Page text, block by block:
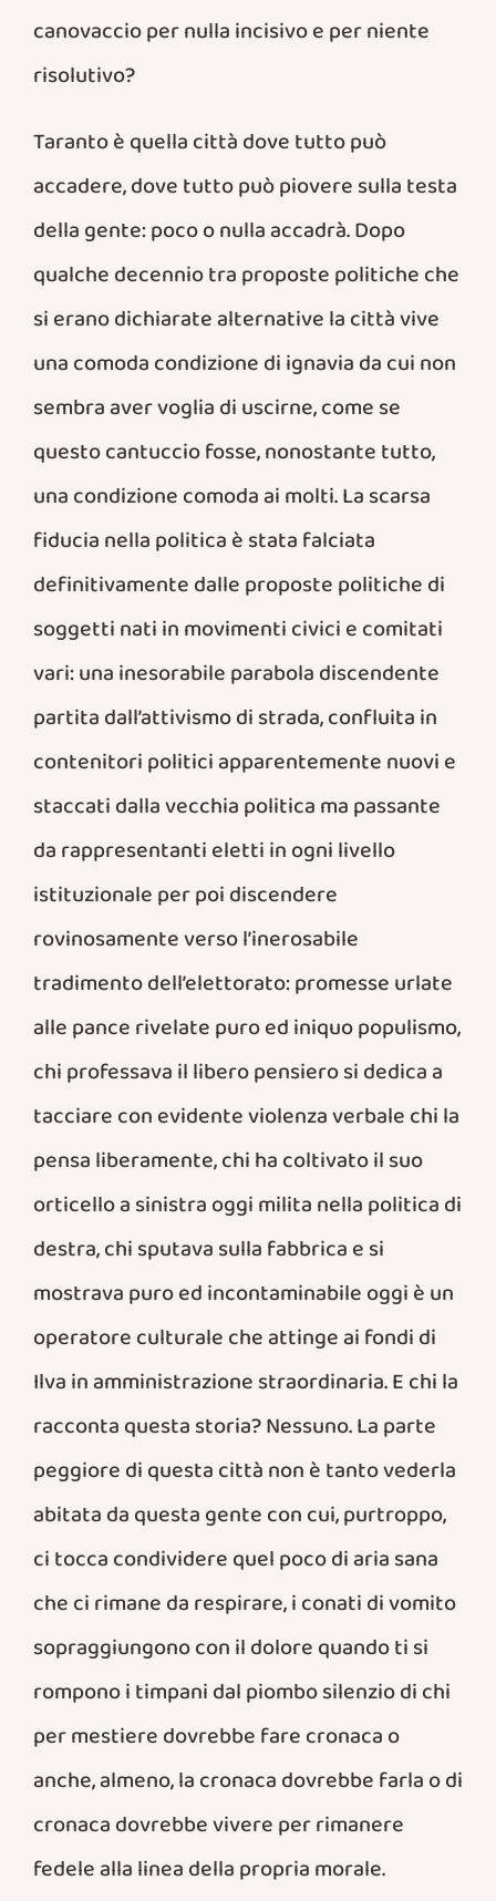
canovaccio per nulla incisivo e per niente
risolutivo?
Taranto è quella città dove tutto può
accadere, dove tutto può piovere sulla testa
della gente: poco o nulla accadrà. Dopo
qualche decennio tra proposte politiche che
si erano dichiarate alternative la città vive
una comoda condizione di ignavia da cui non
sembra aver voglia di uscirne, come se
questo cantuccio fosse, nonostante tutto,
una condizione comoda ai molti. La scarsa
fiducia nella politica è stata falciata
definitivamente dalle proposte politiche di
soggetti nati in movimenti civici e comitati
vari: una inesorabile parabola discendente
partita dall’attivismo di strada, confluita in
contenitori politici apparentemente nuovi e
staccati dalla vecchia politica ma passante
da rappresentanti eletti in ogni livello
istituzionale per poi discendere
rovinosamente verso l’inerosabile
tradimento dell’elettorato: promesse urlate
alle pance rivelate puro ed iniquo populismo,
chi professava il libero pensiero si dedica a
tacciare con evidente violenza verbale chi la
pensa liberamente, chi ha coltivato il suo
orticello a sinistra oggi milita nella politica di
destra, chi sputava sulla fabbrica e si
mostrava puro ed incontaminabile oggi è un
operatore culturale che attinge ai fondi di
Ilva in amministrazione straordinaria. E chi la
racconta questa storia? Nessuno. La parte
peggiore di questa città non è tanto vederla
abitata da questa gente con cui, purtroppo,
ci tocca condividere quel poco di aria sana
che ci rimane da respirare, i conati di vomito
sopraggiungono con il dolore quando ti si
rompono i timpani dal piombo silenzio di chi
per mestiere dovrebbe fare cronaca o
anche, almeno, la cronaca dovrebbe farla o di
cronaca dovrebbe vivere per rimanere
fedele alla linea della propria morale.